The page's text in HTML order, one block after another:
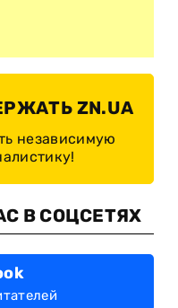
ZN.UA
независимую
В СОЦСЕТЯХ